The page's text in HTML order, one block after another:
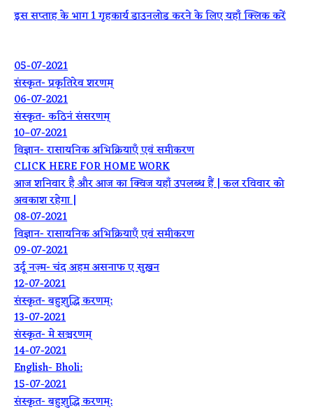
इस सप्ताह के भाग 1 गृहकार्य डाउनलोड करने के लिए यहाँ क्लिक करें
05-07-2021
संस्कृत- प्रकृतिरेव शरणम्
06-07-2021
संस्कृत- कठिनं संसरणम्
10–07-2021
विज्ञान- रासायनिक अभिक्रियाएँ एवं समीकरण
CLICK HERE FOR HOME WORK
आज शनिवार है और आज का क्विज यहाँ उपलब्ध हैं | कल रविवार को
अवकाश रहेगा |
08-07-2021
विज्ञान- रासायनिक अभिक्रियाएँ एवं समीकरण
09-07-2021
उर्दू नज़्म- चंद अहम असनाफ ए सुख़न
12-07-2021
संस्कृत- बहुशुद्धि करणम्:
13-07-2021
संस्कृत- मे सञ्चरणम्
14-07-2021
English- Bholi:
15-07-2021
संस्कृत- बहुशुद्धि करणम्: